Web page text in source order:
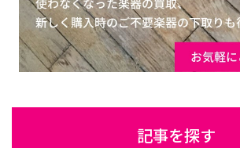
記事を探す